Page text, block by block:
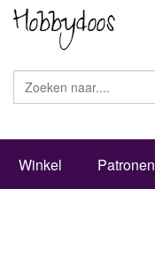
Winkel Patronen